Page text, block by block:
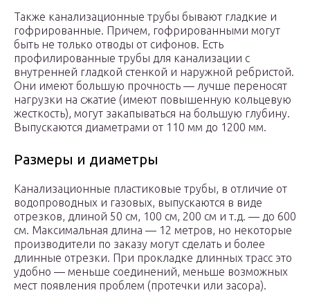
Также канализационные трубы бывают гладкие и
гофрированные. Причем, гофрированными могут
быть не только отводы от сифонов. Есть
профилированные трубы для канализации с
внутренней гладкой стенкой и наружной ребристой.
Они имеют большую прочность — лучше переносят
нагрузки на сжатие (имеют повышенную кольцевую
жесткость), могут закапываться на большую глубину.
Выпускаются диаметрами от 110 мм до 1200 мм.
Размеры и диаметры
Канализационные пластиковые трубы, в отличие от
водопроводных и газовых, выпускаются в виде
отрезков, длиной 50 см, 100 см, 200 см и т.д. — до 600
см. Максимальная длина — 12 метров, но некоторые
производители по заказу могут сделать и более
длинные отрезки. При прокладке длинных трасс это
удобно — меньше соединений, меньше возможных
мест появления проблем (протечки или засора).